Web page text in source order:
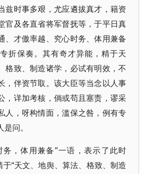
兹时事多艰，尤应遴拔真才，籍资
官及各直省将军督抚等，于平日真
、才傲率越、究心时务、体用兼备
折保奏。其有奇才异能，精于天
格致、制造诸学，必试有明效，不
，伴资节取。该大臣等当念以人事
，详加考核，倘或苟且塞责，谬采
人，呀构情面，滥保之咎，例有专
问。
务，体用兼备”一语，表示了此时
于“天文、地舆、算法、格致、制造